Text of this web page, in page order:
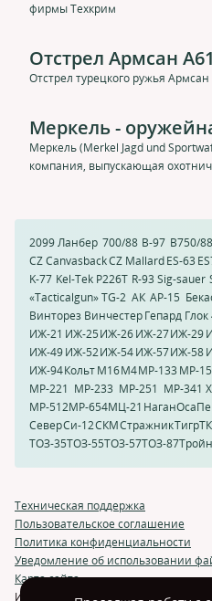
фирмы Техкрим
Отстрел Армсан
Отстрел турецкого ружья
Меркель -
Меркель (Merkel Jagd und
компания, выпускающая
2099 Ланбер 700/88 B-97 B750/88
CZ CanvasbackCZ MallardES-63
K-77 Kel-Tek P226T R-93 Sig-sauer
«Tacticalgun» TG-2 АК АР-15
Винторез ВинчестерГепард Глок
ИЖ-21 ИЖ-25ИЖ-26ИЖ-27ИЖ-29
ИЖ-49ИЖ-52ИЖ-54ИЖ-57ИЖ-58
ИЖ-94КольтМ16М4МР-133 МР-
МР-221 МР-233 МР-251 МР-341
МР-512МР-654МЦ-21 НаганОса
СеверСи-12СКМСтражникТигр
ТОЗ-35ТОЗ-55ТОЗ-57ТОЗ-87
Техническая поддержка
Пользовательское соглашение
Политика конфиденциальности
Уведомление об использовании
Карта сайта
Использование и перепечатка